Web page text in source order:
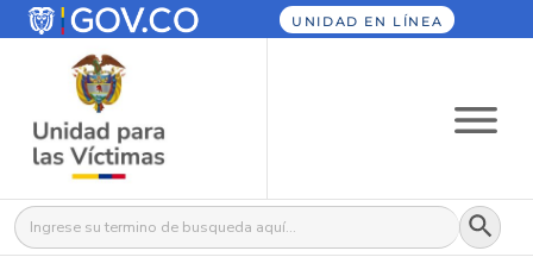
UNIDAD EN LÍNEA
Buscar: Botón